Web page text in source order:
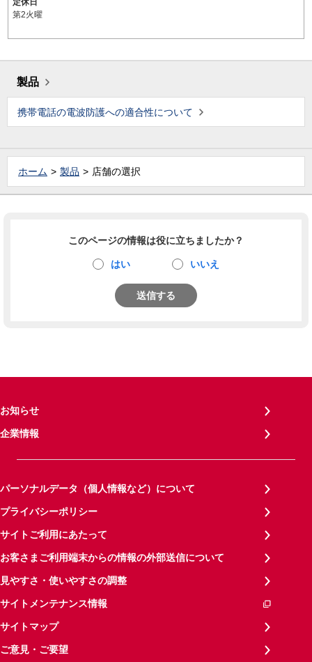
定休日
第2火曜
製品
携帯電話の電波防護への適合性について
ホーム 製品 店舗の選択
このページの情報は役に立ちましたか？
はい いいえ
送信する
お知らせ
企業情報
パーソナルデータ（個人情報など）について
プライバシーポリシー
サイトご利用にあたって
お客さまご利用端末からの情報の外部送信について
見やすさ・使いやすさの調整
サイトメンテナンス情報
サイトマップ
ご意見・ご要望